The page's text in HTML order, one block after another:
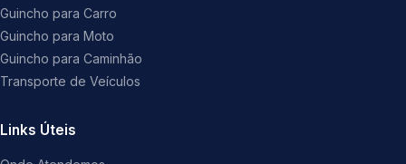
Guincho para Carro
Guincho para Moto
Guincho para Caminhão
Transporte de Veículos
Links Úteis